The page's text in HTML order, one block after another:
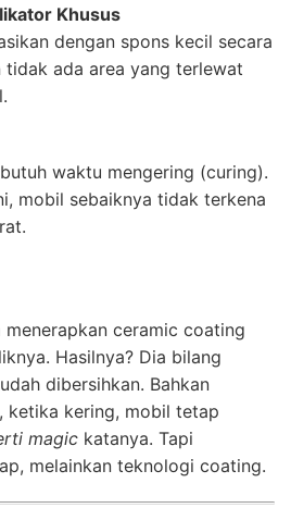
Khusus
dengan spons kecil secara
tidak ada area yang terlewat
waktu mengering (curing).
mobil sebaiknya tidak terkena
menerapkan ceramic coating
Hasilnya? Dia bilang
dibersihkan. Bahkan
ketika kering, mobil tetap
magic katanya. Tapi
melainkan teknologi coating.